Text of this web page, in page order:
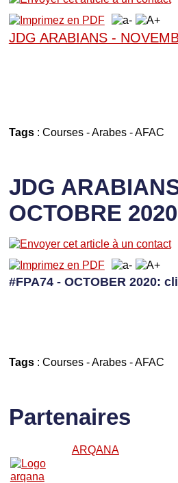
JDG ARABIANS -
Tags: Courses-Arabes-AFAC
JDG
OCTOBRE 2020
#FPA74 - OCTOBER 2020:
Tags: Courses-Arabes-AFAC
Partenaires
ARQANA